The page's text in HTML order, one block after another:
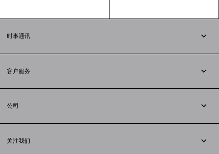
时事通讯
客户服务
配送方式
支付
常见问题解答
公司
法律问题
关注我们